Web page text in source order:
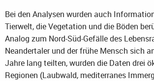
Bei den Analysen wurden auch
Tierwelt, die Vegetation und die Böden
Analog zum Nord-Süd-Gefälle des
Neandertaler und der frühe Mensch sich
Jahre lang teilten, wurden die Daten drei
Regionen (Laubwald, mediterranes